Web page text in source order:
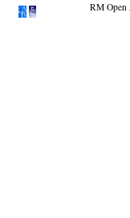
RM Open